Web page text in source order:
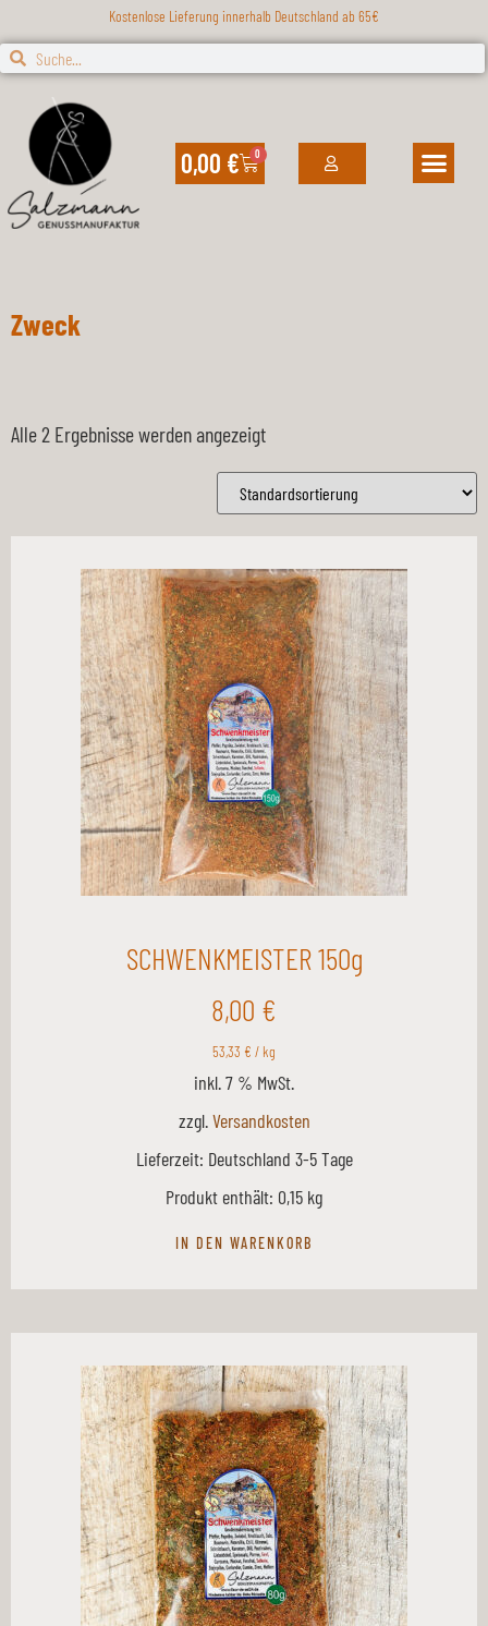
Kostenlose Lieferung innerhalb Deutschland ab 65€
0,00 € 0
Zweck
Alle 2 Ergebnisse werden angezeigt
SCHWENKMEISTER 150g
8,00 €
53,33 € / kg
inkl. 7 % MwSt.
zzgl.Versandkosten
Lieferzeit: Deutschland 3-5 Tage
Produkt enthält: 0,15 kg
IN DEN WARENKORB